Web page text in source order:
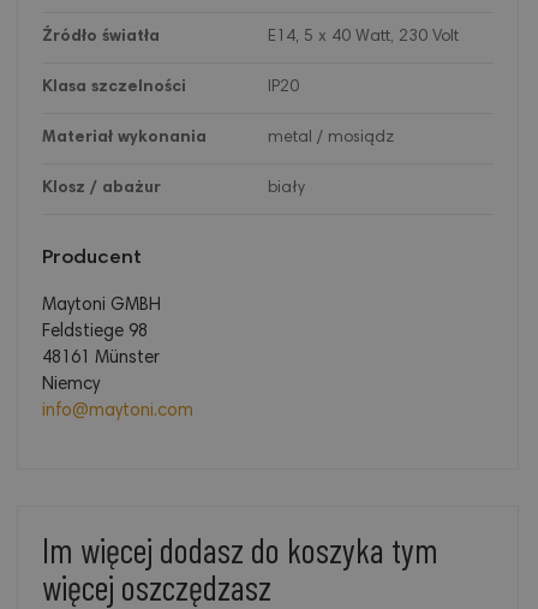
Źródło światła E14, 5 x 40 Watt, 230 Volt
Klasa szczelności IP20
Materiał wykonania metal / mosiądz
Klosz / abażur biały
Producent
Maytoni GMBH
Feldstiege 98
48161 Münster
Niemcy
info@maytoni.com
Im więcej dodasz do koszyka tym
więcej oszczędzasz